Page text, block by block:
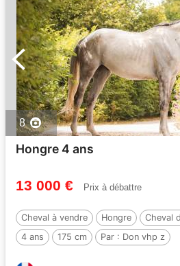
8
Hongre 4 ans
13 000 € Prix à débattre
Cheval à vendre Hongre Cheval
4 ans
175 cm Par : Don vhp z